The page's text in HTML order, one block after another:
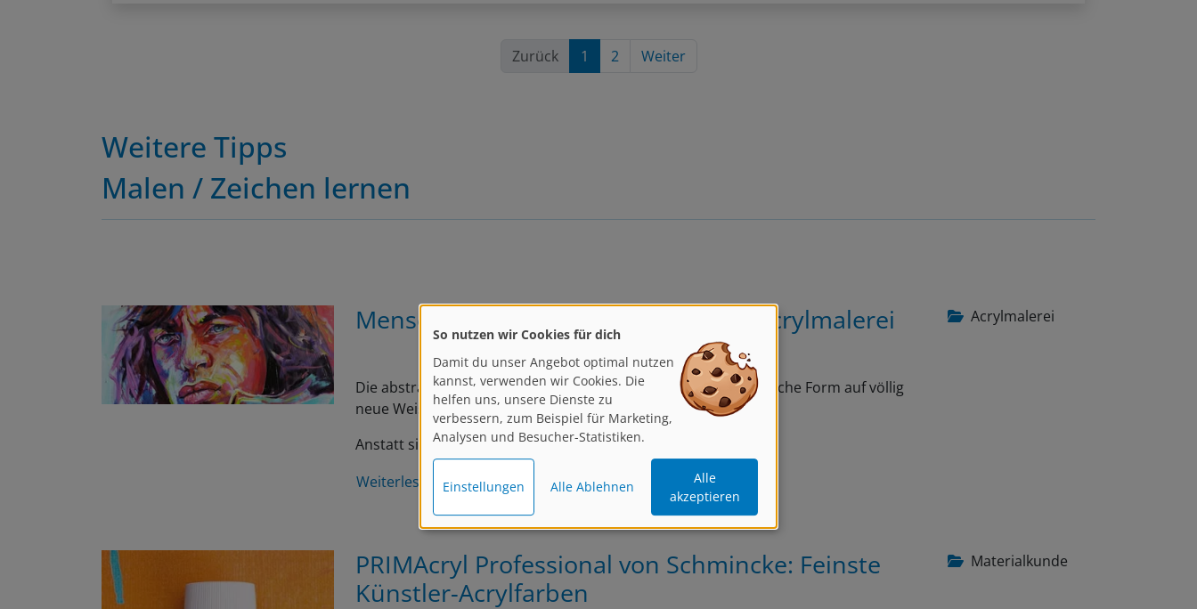
Zurück 1 2 Weiter
Weitere Tipps
Malen / Zeichen lernen
Acrylmalerei
Menschen malen in der abstrakten Acrylmalerei
Die abstrakte Acrylmalerei eignet sich perfekt, um die menschliche Form auf völlig
neue Weise zu interpretieren!
Anstatt sich auf realistische…
Weiterlesen
Materialkunde
PRIMAcryl Professional von Schmincke: Feinste
Künstler-Acrylfarben
kannst, verwenden wir Cookies. Die
helfen uns, unsere Dienste zu
verbessern, zum Beispiel für Marketing,
Analysen und Besucher-Statistiken.
akzeptieren